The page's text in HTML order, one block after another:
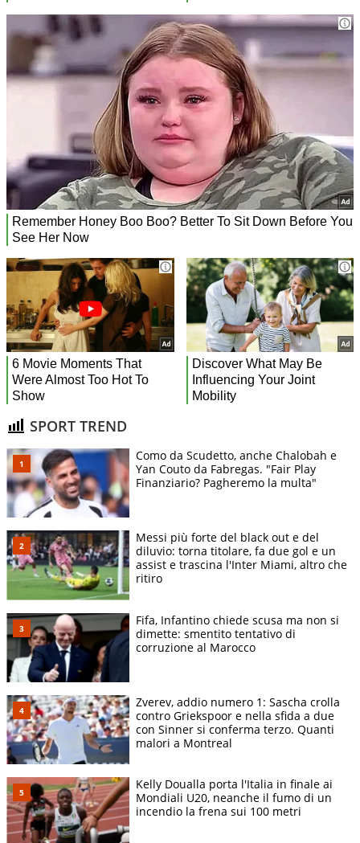
SPORT TREND
Como da Scudetto, anche Chalobah e
Yan Couto da Fabregas. "Fair Play
Finanziario? Pagheremo la multa"
Messi più forte del black out e del
diluvio: torna titolare, fa due gol e un
assist e trascina l'Inter Miami, altro che
ritiro
Fifa, Infantino chiede scusa ma non si
dimette: smentito tentativo di
corruzione al Marocco
Zverev, addio numero 1: Sascha crolla
contro Griekspoor e nella sfida a due
con Sinner si conferma terzo. Quanti
malori a Montreal
Kelly Doualla porta l'Italia in finale ai
Mondiali U20, neanche il fumo di un
incendio la frena sui 100 metri